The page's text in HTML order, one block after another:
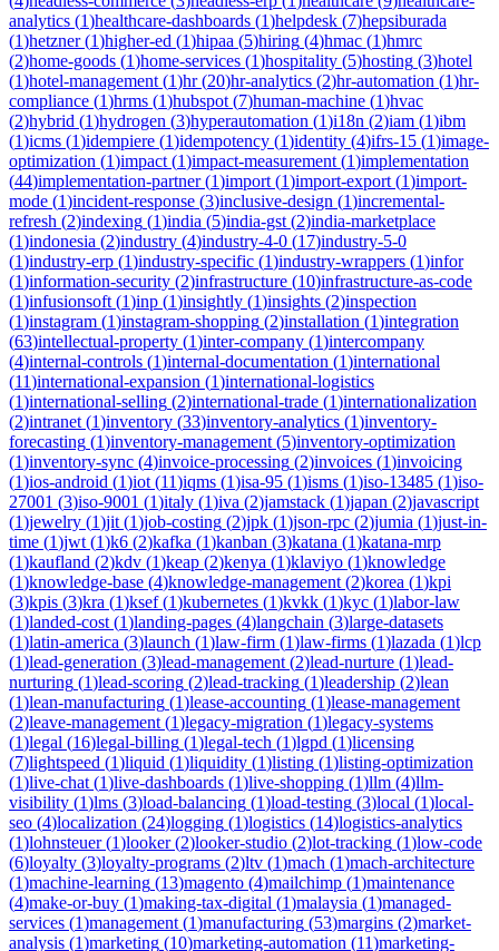
analytics (1)healthcare-dashboards (1)helpdesk (7)hepsiburada
(1)hetzner(1)higher-ed (1)hipaa (5)hiring (4)hmac (1)hmrc
(2)home-goods (1)home-services (1)hospitality (5)hosting (3)hotel
(1)hotel-management (1)hr(20)hr-analytics (2)hr-automation (1)hr-
compliance (1)hrms (1)hubspot (7)human-machine (1)hvac
(2)hybrid (1)hydrogen (3)hyperautomation (1)i18n (2)iam (1)ibm
(1)icms (1)idempiere (1)idempotency (1)identity (4)ifrs-15 (1)image-
optimization (1)impact (1)impact-measurement (1)implementation
(44)implementation-partner(1)import (1)import-export (1)import-
mode (1)incident-response (3)inclusive-design (1)incremental-
refresh (2)indexing (1)india (5)india-gst (2)india-marketplace
(1)indonesia (2)industry (4)industry-4-0 (17)industry-5-0
(1)industry-erp (1)industry-specific (1)industry-wrappers (1)infor
(1)information-security (2)infrastructure (10)infrastructure-as-code
(1)infusionsoft (1)inp (1)insightly (1)insights (2)inspection
(1)instagram (1)instagram-shopping (2)installation (1)integration
(63)intellectual-property (1)inter-company (1)intercompany
(4)internal-controls (1)internal-documentation (1)international
(11)international-expansion (1)international-logistics
(1)international-selling (2)international-trade (1)internationalization
(2)intranet (1)inventory (33)inventory-analytics (1)inventory-
forecasting (1)inventory-management (5)inventory-optimization
(1)inventory-sync (4)invoice-processing (2)invoices (1)invoicing
(1)ios-android (1)iot (11)iqms (1)isa-95 (1)isms (1)iso-13485 (1)iso-
27001 (3)iso-9001 (1)italy (1)iva (2)jamstack (1)japan (2)javascript
(1)jewelry (1)jit (1)job-costing (2)jpk (1)json-rpc (2)jumia (1)just-in-
time (1)jwt (1)k6 (2)kafka (1)kanban (3)katana (1)katana-mrp
(1)kaufland (2)kdv (1)keap (2)kenya (1)klaviyo (1)knowledge
(1)knowledge-base (4)knowledge-management (2)korea (1)kpi
(3)kpis (3)kra (1)ksef(1)kubernetes (1)kvkk (1)kyc (1)labor-law
(1)landed-cost (1)landing-pages (4)langchain (3)large-datasets
(1)latin-america (3)launch (1)law-firm (1)law-firms (1)lazada (1)lcp
(1)lead-generation (3)lead-management (2)lead-nurture (1)lead-
nurturing (1)lead-scoring (2)lead-tracking (1)leadership (2)lean
(1)lean-manufacturing (1)lease-accounting (1)lease-management
(2)leave-management (1)legacy-migration (1)legacy-systems
(1)legal (16)legal-billing (1)legal-tech (1)lgpd (1)licensing
(7)lightspeed (1)liquid (1)liquidity (1)listing (1)listing-optimization
(1)live-chat (1)live-dashboards (1)live-shopping (1)llm (4)llm-
visibility (1)lms (3)load-balancing (1)load-testing (3)local (1)local-
seo (4)localization (24)logging (1)logistics (14)logistics-analytics
(1)lohnsteuer(1)looker(2)looker-studio (2)lot-tracking (1)low-code
(6)loyalty (3)loyalty-programs (2)ltv (1)mach (1)mach-architecture
(1)machine-learning (13)magento (4)mailchimp (1)maintenance
(4)make-or-buy (1)making-tax-digital (1)malaysia (1)managed-
services (1)management (1)manufacturing (53)margins (2)market-
analysis (1)marketing (10)marketing-automation (11)marketing-